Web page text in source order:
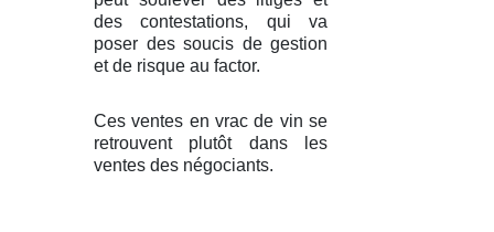
des contestations, qui va
poser des soucis de gestion
et de risque au factor.
Ces ventes en vrac de vin se
retrouvent plutôt dans les
ventes des négociants.